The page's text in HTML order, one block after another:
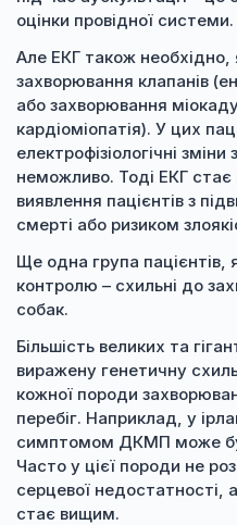
оцінки провідної системи.
Але ЕКГ також
захворювання клапанів
або захворювання
кардіоміопатія). У цих
електрофізіологічні
неможливо. Тоді ЕКГ
виявлення пацієнтів з
смерті або ризиком
Ще одна група пацієнтів,
контролю – схильні до
собак.
Більшість великих та
виражену генетичну
кожної породи
перебіг. Наприклад, у
симптомом ДКМП може
Часто у цієї породи не
серцевої недостатності,
стає вищим.